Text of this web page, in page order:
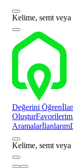
Kelime, semt
Değerini Öğren
OluşturFavorilerim
Aramalarİlanlarım
Kelime, semt